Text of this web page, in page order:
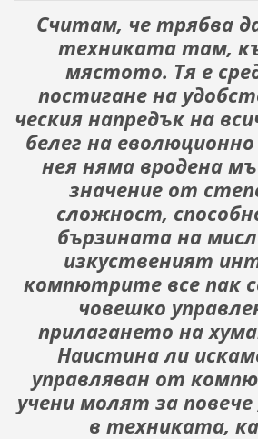
Считам, че трябва
техниката там,
мястото. Тя е
постигане на
ческия напредък на
белег на
нея няма вродена
значение от
сложност,
бързината на
изкуственият
компютрите все пак
човешко
прилагането на
Наистина ли
управляван от
учени молят за
в техниката,